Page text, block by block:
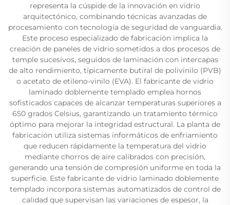
representa la cúspide de la innovación en vidrio
arquitectónico, combinando técnicas avanzadas de
procesamiento con tecnología de seguridad de vanguardia.
Este proceso especializado de fabricación implica la
creación de paneles de vidrio sometidos a dos procesos de
temple sucesivos, seguidos de laminación con intercapas
de alto rendimiento, típicamente butiral de polivinilo (PVB)
o acetato de etileno-vinilo (EVA). El fabricante de vidrio
laminado doblemente templado emplea hornos
sofisticados capaces de alcanzar temperaturas superiores a
650 grados Celsius, garantizando un tratamiento térmico
óptimo para mejorar la integridad estructural. La planta de
fabricación utiliza sistemas informáticos de enfriamiento
que reducen rápidamente la temperatura del vidrio
mediante chorros de aire calibrados con precisión,
generando una tensión de compresión uniforme en toda la
superficie. Este fabricante de vidrio laminado doblemente
templado incorpora sistemas automatizados de control de
calidad que supervisan las variaciones de espesor, la